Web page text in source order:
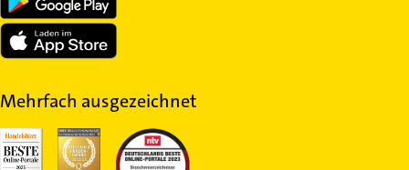
Mehrfach ausgezeichnet